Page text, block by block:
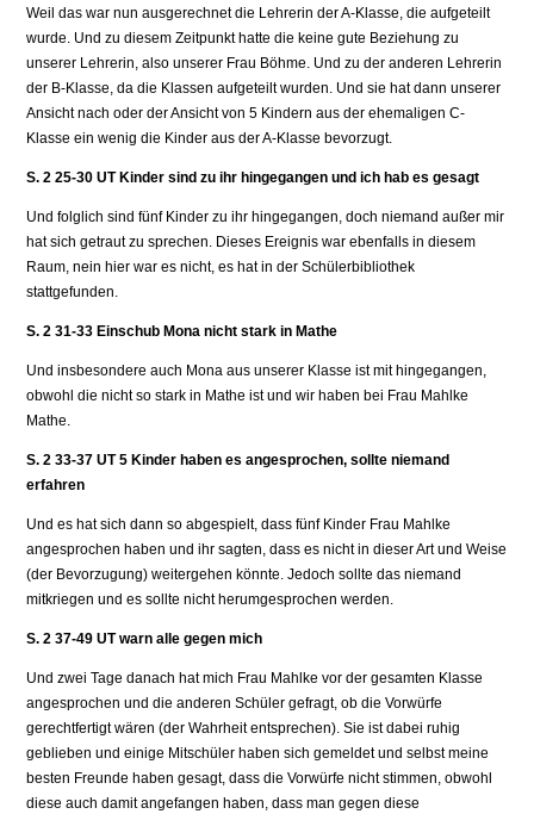
Weil das war nun ausgerechnet die Lehrerin der A-Klasse, die aufgeteilt
wurde. Und zu diesem Zeitpunkt hatte die keine gute Beziehung zu
unserer Lehrerin, also unserer Frau Böhme. Und zu der anderen Lehrerin
der B-Klasse, da die Klassen aufgeteilt wurden. Und sie hat dann unserer
Ansicht nach oder der Ansicht von 5 Kindern aus der ehemaligen C-
Klasse ein wenig die Kinder aus der A-Klasse bevorzugt.
S. 2 25-30 UT Kinder sind zu ihr hingegangen und ich hab es gesagt
Und folglich sind fünf Kinder zu ihr hingegangen, doch niemand außer mir
hat sich getraut zu sprechen. Dieses Ereignis war ebenfalls in diesem
Raum, nein hier war es nicht, es hat in der Schülerbibliothek
stattgefunden.
S. 2 31-33 Einschub Mona nicht stark in Mathe
Und insbesondere auch Mona aus unserer Klasse ist mit hingegangen,
obwohl die nicht so stark in Mathe ist und wir haben bei Frau Mahlke
Mathe.
S. 2 33-37 UT 5 Kinder haben es angesprochen, sollte niemand
erfahren
Und es hat sich dann so abgespielt, dass fünf Kinder Frau Mahlke
angesprochen haben und ihr sagten, dass es nicht in dieser Art und Weise
(der Bevorzugung) weitergehen könnte. Jedoch sollte das niemand
mitkriegen und es sollte nicht herumgesprochen werden.
S. 2 37-49 UT warn alle gegen mich
Und zwei Tage danach hat mich Frau Mahlke vor der gesamten Klasse
angesprochen und die anderen Schüler gefragt, ob die Vorwürfe
gerechtfertigt wären (der Wahrheit entsprechen). Sie ist dabei ruhig
geblieben und einige Mitschüler haben sich gemeldet und selbst meine
besten Freunde haben gesagt, dass die Vorwürfe nicht stimmen, obwohl
diese auch damit angefangen haben, dass man gegen diese